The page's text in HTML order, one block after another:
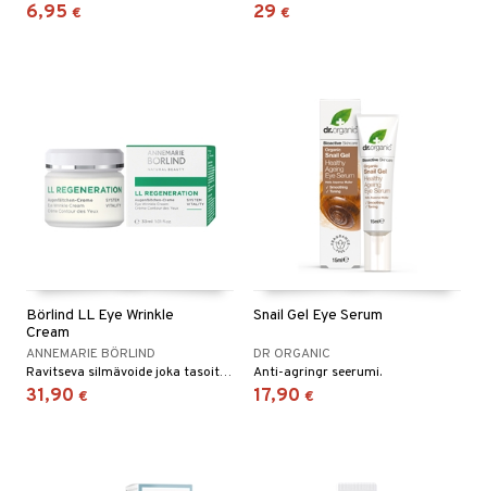
6,95 € 29 €
Börlind LL Eye Wrinkle
Cream
ANNEMARIE BÖRLIND
Ravitseva silmävoide joka tasoittaa, piristää ja tukee väsynyttä silmänympärysihoa. Olemassaolevat rypyt ja linjat vähenevät merkittävästi.
31,90 €
Snail Gel Eye Serum
DR ORGANIC
Anti-agringr seerumi.
17,90 €